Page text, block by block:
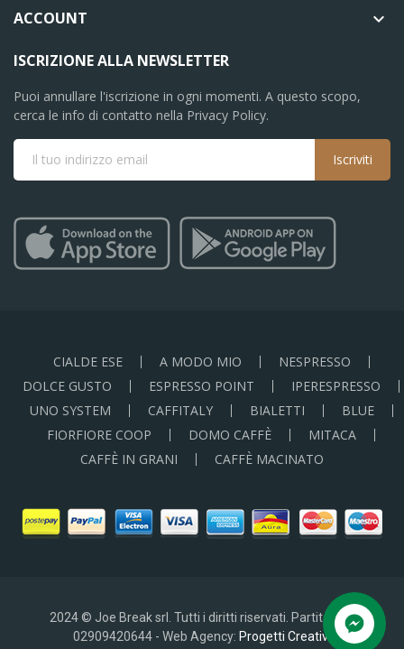
ACCOUNT 
ISCRIZIONE ALLA NEWSLETTER
Puoi annullare l'iscrizione in ogni momenti. A questo scopo,
cerca le info di contatto nella Privacy Policy.
Iscriviti
CIALDE ESE A MODO MIO
NESPRESSO
DOLCE GUSTO
ESPRESSO POINT
IPERESPRESSO
UNO SYSTEM
CAFFITALY BIALETTI
BLUE
FIORFIORE COOP
DOMO CAFFÈ
MITACA
CAFFÈ IN GRANI
CAFFÈ MACINATO
2024 © Joe Break srl. Tutti i diritti riservati. Partita IVA:
02909420644 - Web Agency: Progetti Creativi